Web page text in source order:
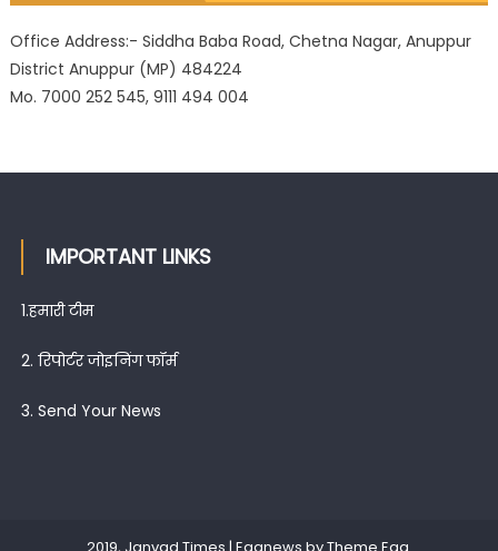
Office Address:- Siddha Baba Road, Chetna Nagar, Anuppur
District Anuppur (MP) 484224
Mo. 7000 252 545, 9111 494 004
IMPORTANT LINKS
1.हमारी टीम
2. रिपोर्टर जोइनिंग फॉर्म
3. Send Your News